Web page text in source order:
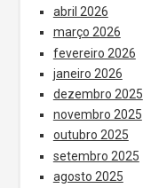
abril 2026
março 2026
fevereiro 2026
janeiro 2026
dezembro 2025
novembro 2025
outubro 2025
setembro 2025
agosto 2025